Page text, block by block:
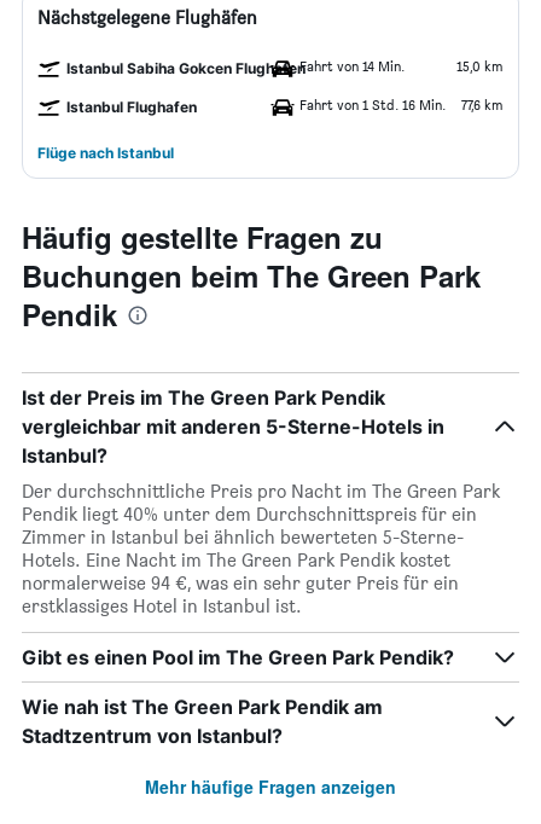
Nächstgelegene Flughäfen
Istanbul Sabiha Gokcen FlughafenFahrt von 14 Min. 15,0 km
Istanbul Flughafen Fahrt von 1 Std. 16 Min. 77,6 km
Flüge nach Istanbul
Häufig gestellte Fragen zu
Buchungen beim The Green Park
Pendik
Ist der Preis im The Green Park Pendik
vergleichbar mit anderen 5-Sterne-Hotels in
Istanbul?
Der durchschnittliche Preis pro Nacht im The Green Park
Pendik liegt 40% unter dem Durchschnittspreis für ein
Zimmer in Istanbul bei ähnlich bewerteten 5-Sterne-
Hotels. Eine Nacht im The Green Park Pendik kostet
normalerweise 94 €, was ein sehr guter Preis für ein
erstklassiges Hotel in Istanbul ist.
Gibt es einen Pool im The Green Park Pendik?
Wie nah ist The Green Park Pendik am
Stadtzentrum von Istanbul?
Mehr häufige Fragen anzeigen